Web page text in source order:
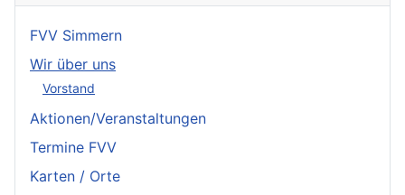
FVV Simmern
Wir über uns
Vorstand
Aktionen/Veranstaltungen
Termine FVV
Karten / Orte